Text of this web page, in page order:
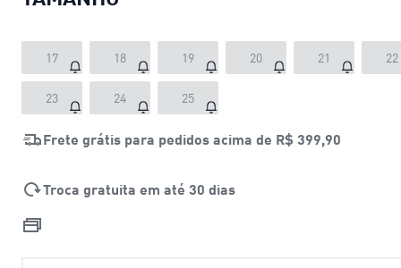
17 18 19 20 21 22
23 24 25
Frete grátis para pedidos acima de R$ 399,90
Troca gratuita em até 30 dias